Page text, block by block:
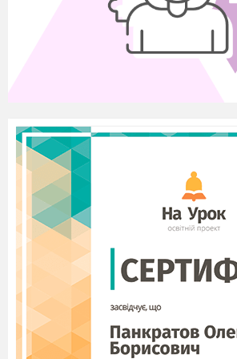
Катерини Білокур. Хтось
зображені на листівках, на
може сказати, що квіти
Молодці! Ваша пам’ять і
Білокур, яка понад усе любила
Отже, я хочу запропонувати
вікторину за репродукціями її
показує репродукції, а учні
-
До якого виду
відносяться ці картини?
( До живопису)
У яких жанрах виконано
жанрі пейзажу та натюрморту)
Яку техніку